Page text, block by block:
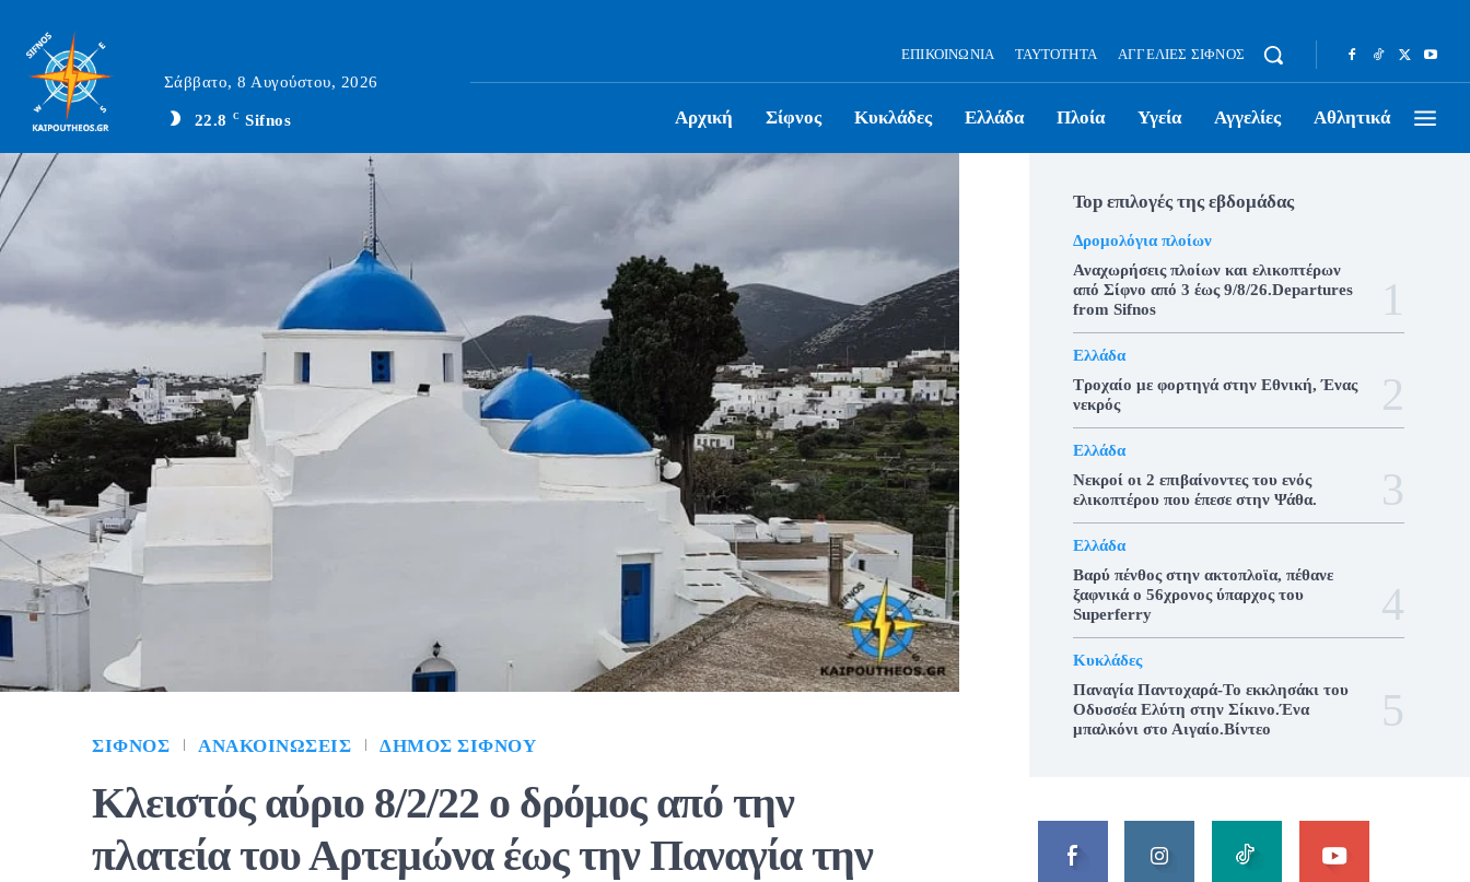
Σάββατο, 8 Αυγούστου, 2026
22.8 C Sifnos
ΕΠΙΚΟΙΝΩΝΊΑ ΤΑΥΤΌΤΗΤΑ ΑΓΓΕΛΊΕΣ ΣΊΦΝΟΣ
Αρχική Σίφνος Κυκλάδες Ελλάδα Πλοία Υγεία Αγγελίες Αθλητικά
ΣΊΦΝΟΣ ΑΝΑΚΟΙΝΏΣΕΙΣ ΔΉΜΟΣ ΣΊΦΝΟΥ
Κλειστός αύριο 8/2/22 ο δρόμος από την
πλατεία του Αρτεμώνα έως την Παναγία την
Top επιλογές της εβδομάδας
Δρομολόγια πλοίων
Αναχωρήσεις πλοίων και ελικοπτέρων
από Σίφνο από 3 έως 9/8/26.Departures
from Sifnos
Ελλάδα
Τροχαίο με φορτηγά στην Εθνική, Ένας
νεκρός
Ελλάδα
Νεκροί οι 2 επιβαίνοντες του ενός
ελικοπτέρου που έπεσε στην Ψάθα.
Ελλάδα
Βαρύ πένθος στην ακτοπλοϊα, πέθανε
ξαφνικά ο 56χρονος ύπαρχος του
Superferry
Κυκλάδες
Παναγία Παντοχαρά-Το εκκλησάκι του
Οδυσσέα Ελύτη στην Σίκινο.Ένα
μπαλκόνι στο Αιγαίο.Βίντεο